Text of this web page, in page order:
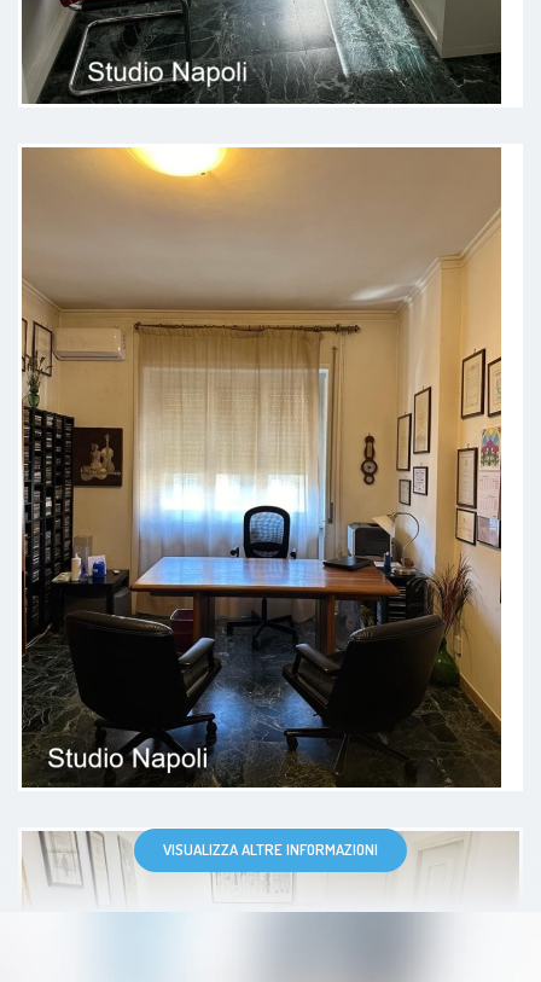
sono sentita sostenuta durante
questo periodo difficile. Lo
consiglio sinceramente a chiunque
competente, empatico e
disponibile.
Ho effettuato una prima visita con
il Dottore Palermo e mi sono
sentita ascoltata e compresa. Ha
instaurato da subito un clima di
tranquillità, motivo per cui
continuerò il mio percorso con lui.
Consigliatissimo.
Paziente
VISUALIZZA ALTRE INFORMAZIONI